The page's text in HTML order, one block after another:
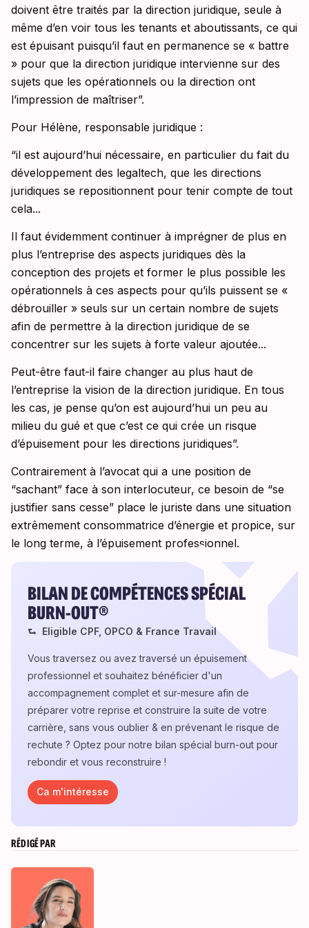
doivent être traités par la direction juridique, seule à
même d’en voir tous les tenants et aboutissants, ce qui
est épuisant puisqu’il faut en permanence se « battre
» pour que la direction juridique intervienne sur des
sujets que les opérationnels ou la direction ont
l’impression de maîtriser”.
Pour Hélène, responsable juridique :
“il est aujourd’hui nécessaire, en particulier du fait du
développement des legaltech, que les directions
juridiques se repositionnent pour tenir compte de tout
cela...
Il faut évidemment continuer à imprégner de plus en
plus l’entreprise des aspects juridiques dès la
conception des projets et former le plus possible les
opérationnels à ces aspects pour qu’ils puissent se «
débrouiller » seuls sur un certain nombre de sujets
afin de permettre à la direction juridique de se
concentrer sur les sujets à forte valeur ajoutée...
Peut-être faut-il faire changer au plus haut de
l’entreprise la vision de la direction juridique. En tous
les cas, je pense qu’on est aujourd’hui un peu au
milieu du gué et que c’est ce qui crée un risque
d’épuisement pour les directions juridiques”.
Contrairement à l’avocat qui a une position de
“sachant” face à son interlocuteur, ce besoin de “se
justifier sans cesse” place le juriste dans une situation
extrêmement consommatrice d’énergie et propice, sur
le long terme, à l’épuisement professionnel.
BILAN DE COMPÉTENCES SPÉCIAL
BURN-OUT®
⮑ Eligible CPF, OPCO & France Travail
Vous traversez ou avez traversé un épuisement
professionnel et souhaitez bénéficier d'un
accompagnement complet et sur-mesure afin de
préparer votre reprise et construire la suite de votre
carrière, sans vous oublier & en prévenant le risque de
rechute ? Optez pour notre bilan spécial burn-out pour
rebondir et vous reconstruire !
Ca m'intéresse
RÉDIGÉ PAR